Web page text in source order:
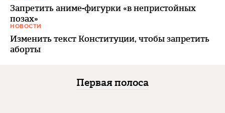
Запретить аниме-фигурки «в непристойных
позах»
НОВОСТИ
Изменить текст Конституции, чтобы запретить
аборты
Первая полоса